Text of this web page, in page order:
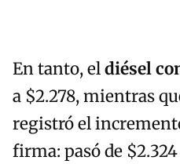
En tanto, eldiésel
a $2.278, mientras
registró el
firma: pasó de $2.324